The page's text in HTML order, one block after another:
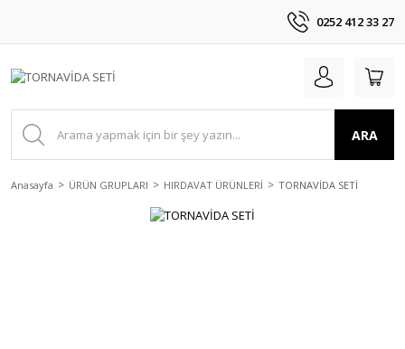
0252 412 33 27
ARA
Anasayfa ÜRÜN GRUPLARI HIRDAVAT ÜRÜNLERİ TORNAVİDA SETİ